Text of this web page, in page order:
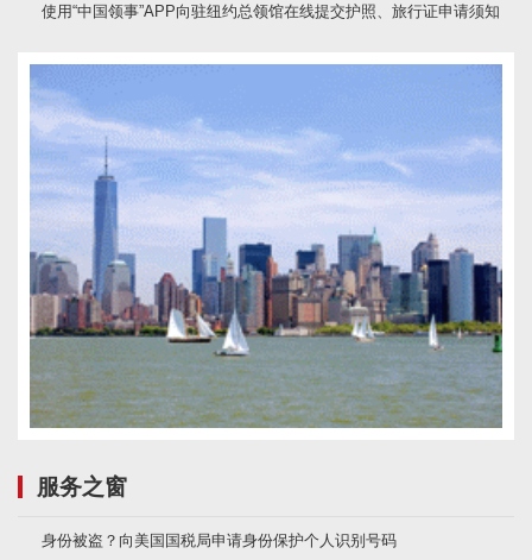
使用“中国领事”APP向驻纽约总领馆在线提交护照、旅行证申请须知
服务之窗
身份被盗？向美国国税局申请身份保护个人识别号码